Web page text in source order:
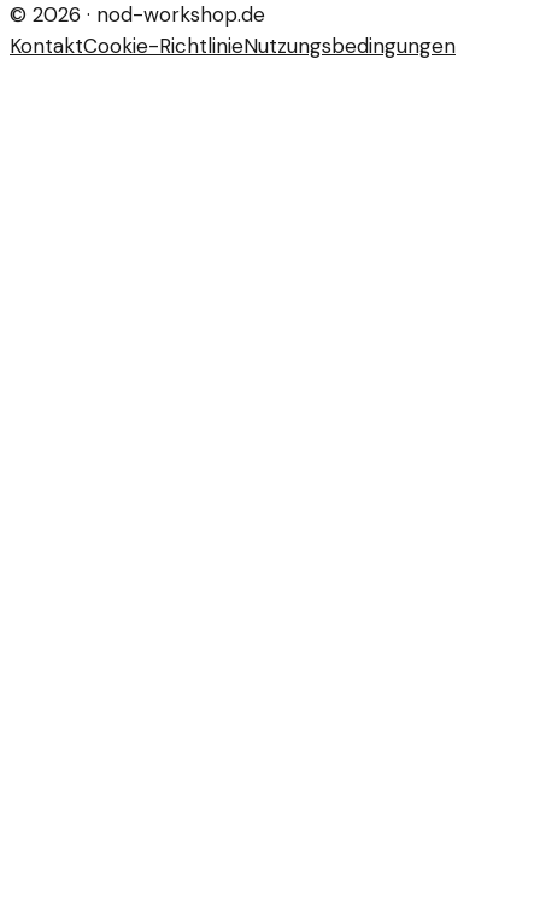
© 2026 · nod-workshop.de
KontaktCookie-RichtlinieNutzungsbedingungen